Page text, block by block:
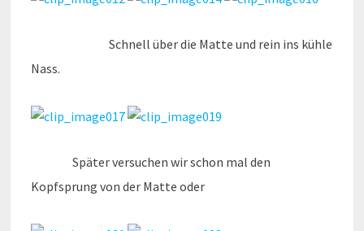
Schnell über die Matte und rein ins kühle
Nass.
Später versuchen wir schon mal den
Kopfsprung von der Matte oder